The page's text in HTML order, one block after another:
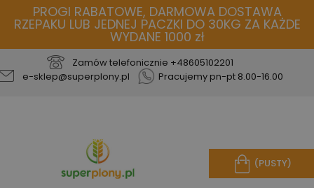
PROGI RABATOWE, DARMOWA DOSTAWA
RZEPAKU LUB JEDNEJ PACZKI DO 30KG ZA KAŻDE
WYDANE 1000 zł
Zamów telefonicznie +48605102201
e-sklep@superplony.pl
Pracujemy pn-pt 8.00-16.00
(PUSTY)